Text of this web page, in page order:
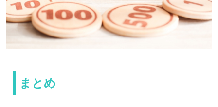
まとめ